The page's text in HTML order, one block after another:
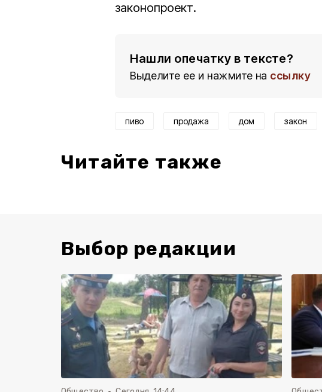
законопроект.
Нашли опечатку в тексте?
Выделите ее и нажмите на ссылку
пиво продажа дом закон
Читайте также
Выбор редакции